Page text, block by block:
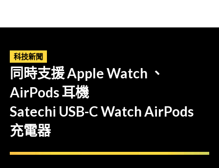
科技新聞
同時支援 Apple Watch 、
AirPods 耳機
Satechi USB-C Watch AirPods
充電器